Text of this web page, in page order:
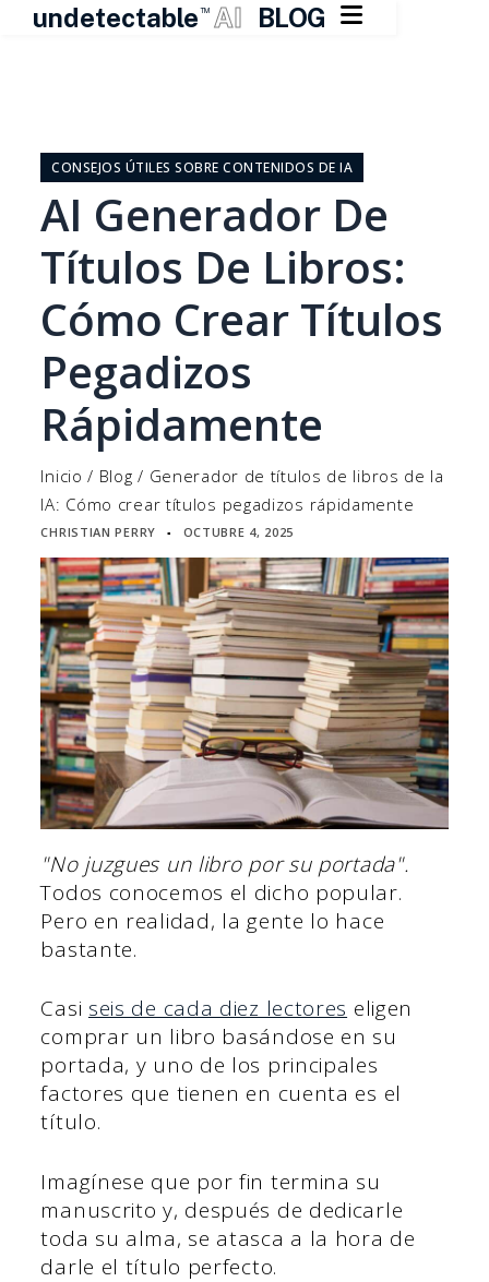
undetectable TM AI BLOG 
contenidoCONSEJOS ÚTILES SOBRE CONTENIDOS DE IA
AI Generador De
Títulos De Libros:
Cómo Crear Títulos
Pegadizos
Rápidamente
Inicio / Blog / Generador de títulos de libros de la
IA: Cómo crear títulos pegadizos rápidamente
CHRISTIAN PERRY ▪ OCTUBRE 4, 2025
"No juzgues un libro por su portada".
Todos conocemos el dicho popular.
Pero en realidad, la gente lo hace
bastante.
Casi seis de cada diez lectores eligen
comprar un libro basándose en su
portada, y uno de los principales
factores que tienen en cuenta es el
título.
Imagínese que por fin termina su
manuscrito y, después de dedicarle
toda su alma, se atasca a la hora de
darle el título perfecto.